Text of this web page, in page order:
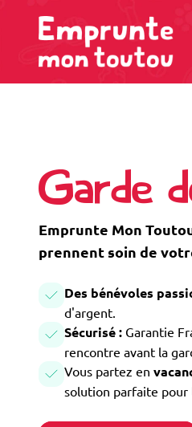
Garde
Emprunte Mon
prennent soin de
Des bénévoles
d'argent.
Sécurisé : Garantie
rencontre avant la
Vous partez en
solution parfaite pour